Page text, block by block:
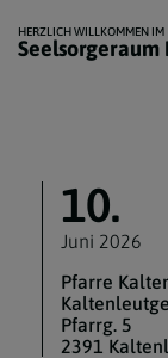
HERZLICH WILLKOMMEN IM
Seelsorgeraum
10.
Juni 2026
Pfarre
Pfarrg. 5
2391